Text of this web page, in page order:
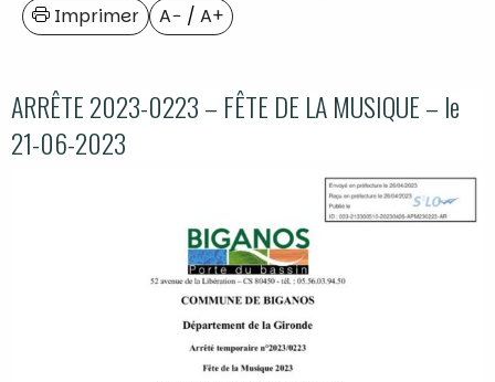
A− / A+
Imprimer
ARRÊTE 2023-0223 – FÊTE DE LA MUSIQUE – le
21-06-2023